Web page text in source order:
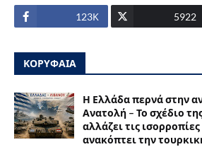
123Κ 5922
ΚΟΡΥΦΑΙΑ
Η Ελλάδα περνά στην
Ανατολή – Το σχέδιο
αλλάζει τις
ανακόπτει την